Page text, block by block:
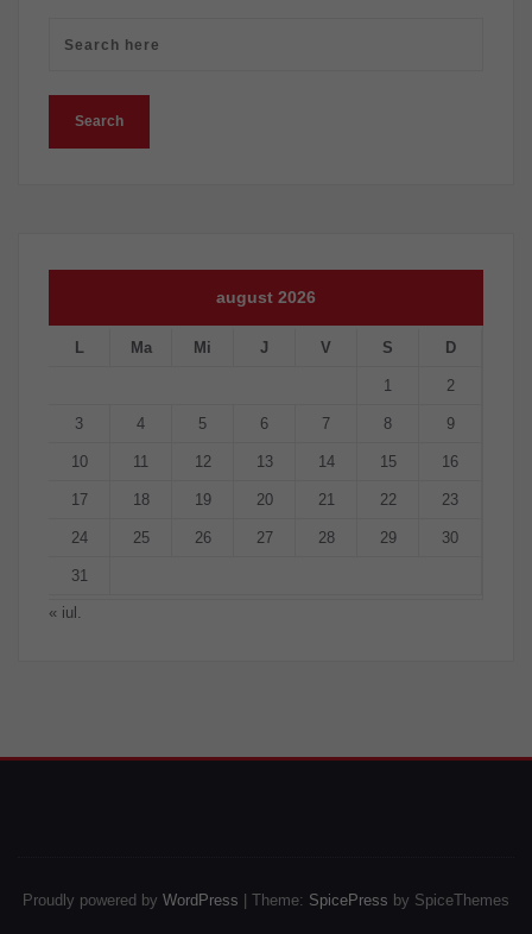
august 2026
L Ma Mi J V S D
1 2
3 4 5 6 7 8 9
10 11 12 13 14 15 16
17 18 19 20 21 22 23
24 25 26 27 28 29 30
31
« iul.
Proudly powered by WordPress | Theme: SpicePress by SpiceThemes